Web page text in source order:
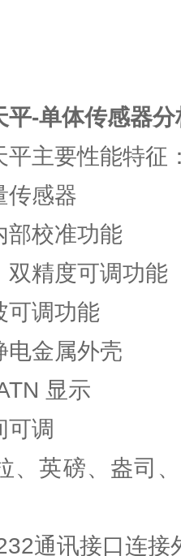
平-单体传感器
平主要性能特征
感器
校准功能
精度可调功能
调功能
金属外壳
显示
调
、英磅、盎司
通讯接口连接